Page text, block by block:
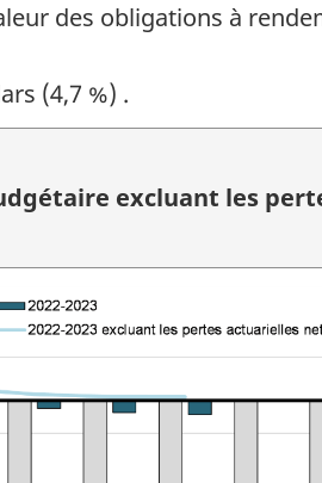
des obligations à
(4,7 %) .
excluant les